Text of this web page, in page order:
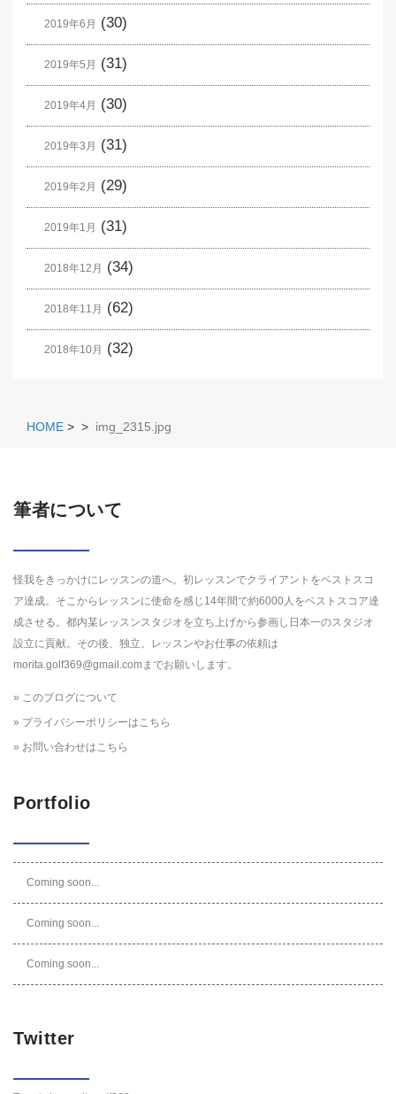
2019年6月 (30)
2019年5月 (31)
2019年4月 (30)
2019年3月 (31)
2019年2月 (29)
2019年1月 (31)
2018年12月 (34)
2018年11月 (62)
2018年10月 (32)
HOME > > img_2315.jpg
筆者について
怪我をきっかけにレッスンの道へ。初レッスンでクライアントをベストスコ
ア達成。そこからレッスンに使命を感じ14年間で約6000人をベストスコア達
成させる。都内某レッスンスタジオを立ち上げから参画し日本一のスタジオ
設立に貢献。その後、独立。レッスンやお仕事の依頼は
morita.golf369@gmail.comまでお願いします。
» このブログについて
» プライバシーポリシーはこちら
» お問い合わせはこちら
Portfolio
Coming soon...
Coming soon...
Coming soon...
Twitter